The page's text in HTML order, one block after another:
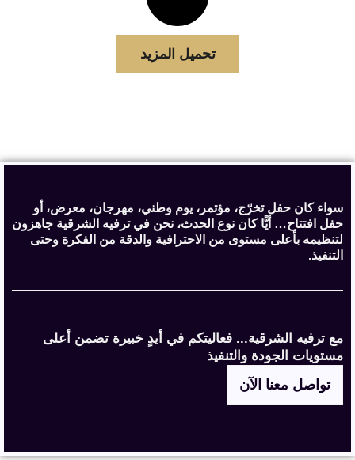
تحميل المزيد
سواء كان حفل تخرّج، مؤتمر، يوم وطني، مهرجان، معرض، أو
حفل افتتاح… أيًّا كان نوع الحدث، نحن في ترفيه الشرقية جاهزون
لتنظيمه بأعلى مستوى من الاحترافية والدقة من الفكرة وحتى
التنفيذ.
مع ترفيه الشرقية... فعاليتكم في أيدٍ خبيرة تضمن أعلى
مستويات الجودة والتنفيذ
تواصل معنا الآن